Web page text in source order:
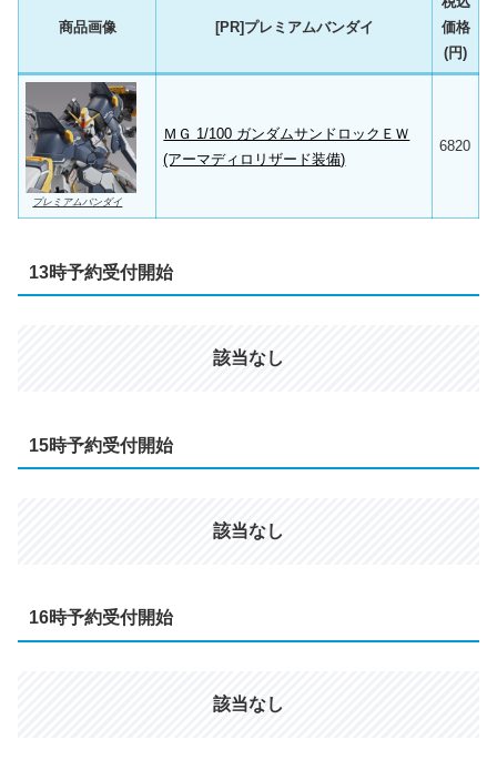
商品画像 [PR]プレミアムバンダイ
価格
(円)
プレミアムバンダイ
ＭＧ 1/100 ガンダムサンドロックＥＷ
(アーマディロリザード装備)
6820
13時予約受付開始
該当なし
15時予約受付開始
該当なし
16時予約受付開始
該当なし